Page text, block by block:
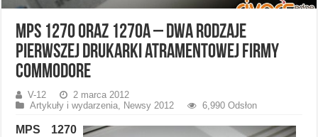
MPS 1270 oraz 1270A – dwa rodzaje
pierwszej drukarki atramentowej firmy
Commodore
V-12
2 marca 2012
Artykuły i wydarzenia, Newsy 2012 6,990 Odsłon
MPS 1270